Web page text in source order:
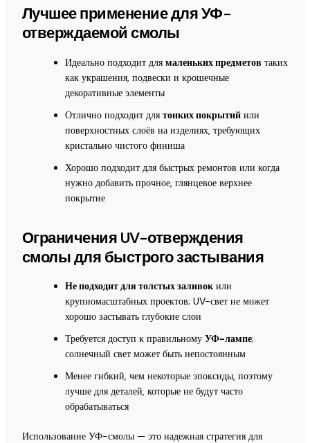
Лучшее применение для УФ-
отверждаемой смолы
Идеально подходит для маленьких предметов таких
как украшения, подвески и крошечные
декоративные элементы
Отлично подходит для тонких покрытийили
поверхностных слоёв на изделиях, требующих
кристально чистого финиша
Хорошо подходит для быстрых ремонтов или когда
нужно добавить прочное, глянцевое верхнее
покрытие
Ограничения UV-отверждения
смолы для быстрого застывания
Не подходит для толстых заливокили
крупномасштабных проектов; UV-свет не может
хорошо застывать глубокие слои
Требуется доступ к правильному УФ-лампе;
солнечный свет может быть непостоянным
Менее гибкий, чем некоторые эпоксиды, поэтому
лучше для деталей, которые не будут часто
обрабатываться
Использование УФ-смолы — это надежная стратегия для